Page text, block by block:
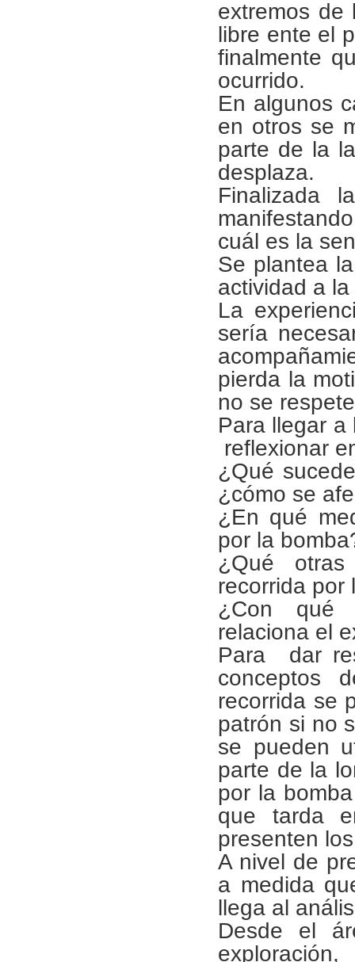
extremos de
libre ente el
finalmente
ocurrido.
En algunos
en otros se
parte de la
desplaza.
Finalizada
cuál es la
Se plantea
actividad a
La
sería
pierda la
no se
Para llegar
reflexionar
¿Qué
¿cómo se
¿En qué
por la
¿Qué
recorrida por
¿Con qué
relaciona el
Para dar
conceptos
recorrida se
patrón si no
se pueden
parte de la
por la
que tarda
presenten
A nivel de
a medida
llega al
Desde el